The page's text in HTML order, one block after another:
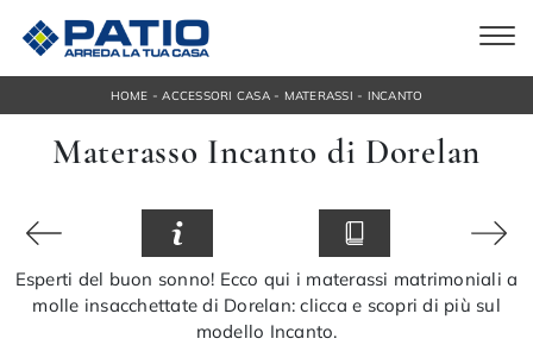
HOME -ACCESSORI CASA- MATERASSI - INCANTO
Materasso Incanto di Dorelan
Esperti del buon sonno! Ecco qui i materassi matrimoniali a
molle insacchettate di Dorelan: clicca e scopri di più sul
modello Incanto.